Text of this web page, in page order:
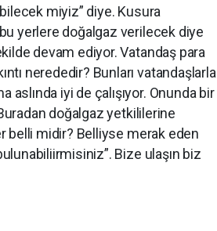
miyiz” diye. Kusura
yerlere doğalgaz verilecek diye
devam ediyor. Vatandaş para
nerededir? Bunları vatandaşlarla
aslında iyi de çalışıyor. Onunda bir
doğalgaz yetkililerine
belli midir? Belliyse merak eden
Bize ulaşın biz